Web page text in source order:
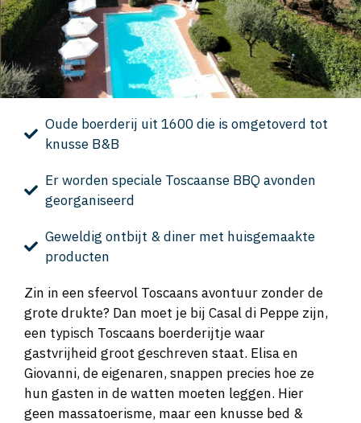
Oude boerderij uit 1600 die is omgetoverd tot
knusse B&B
Er worden speciale Toscaanse BBQ avonden
georganiseerd
Geweldig ontbijt & diner met huisgemaakte
producten
Zin in een sfeervol Toscaans avontuur zonder de
grote drukte? Dan moet je bij Casal di Peppe zijn,
een typisch Toscaans boerderijtje waar
gastvrijheid groot geschreven staat. Elisa en
Giovanni, de eigenaren, snappen precies hoe ze
hun gasten in de watten moeten leggen. Hier
geen massatoerisme, maar een knusse bed &